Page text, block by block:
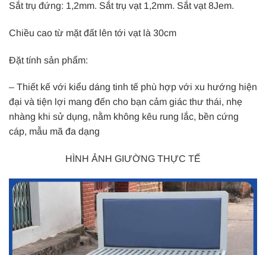
Sắt trụ đứng: 1,2mm. Sắt trụ vạt 1,2mm. Sắt vạt 8Jem.
Chiều cao từ mặt đất lên tới vạt là 30cm
Đặt tính sản phẩm:
– Thiết kế với kiểu dáng tinh tế phù hợp với xu hướng hiện
đại và tiện lợi mang đến cho bạn cảm giác thư thái, nhẹ
nhàng khi sử dụng, nằm không kêu rung lắc, bền cứng
cáp, mẫu mã đa dạng
HÌNH ẢNH GIƯỜNG THỰC TẾ